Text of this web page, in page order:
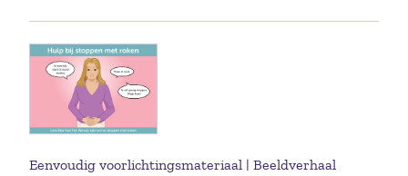
Eenvoudig voorlichtingsmateriaal | Beeldverhaal